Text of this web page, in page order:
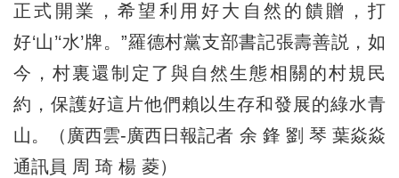
正式開業，希望利用好大自然的饋贈，打
好‘山’‘水’牌。”羅德村黨支部書記張壽善説，如
今，村裏還制定了與自然生態相關的村規民
約，保護好這片他們賴以生存和發展的綠水青
山。（廣西雲-廣西日報記者 余 鋒 劉 琴 葉焱焱
通訊員 周 琦 楊 菱）